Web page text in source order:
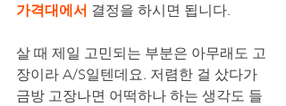
가격대에서 결정을 하시면 됩니다.
살 때 제일 고민되는 부분은 아무래도 고
장이라 A/S일텐데요. 저렴한 걸 샀다가
금방 고장나면 어떡하나 하는 생각도 들